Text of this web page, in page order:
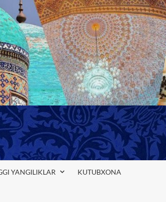
YANGILIKLAR KUTUBXONA